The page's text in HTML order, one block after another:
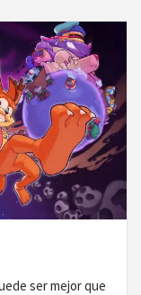
ser mejor que